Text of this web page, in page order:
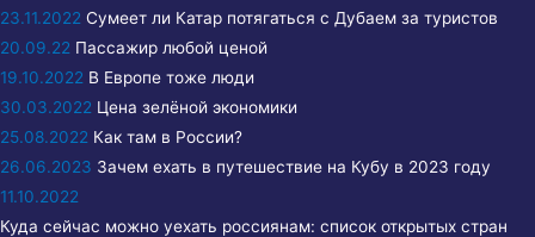
23.11.2022 Сумеет ли Катар потягаться с Дубаем за туристов
20.09.22 Пассажир любой ценой
19.10.2022 В Европе тоже люди
30.03.2022 Цена зелёной экономики
25.08.2022 Как там в России?
26.06.2023 Зачем ехать в путешествие на Кубу в 2023 году
11.10.2022
Куда сейчас можно уехать россиянам: список открытых стран